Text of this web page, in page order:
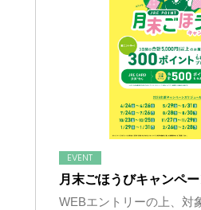
EVENT
月末ごほうびキャンペー
WEBエントリーの上、対